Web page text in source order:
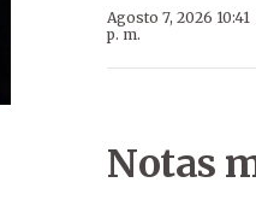
Agosto 7, 2026 10:41
p. m.
Notas